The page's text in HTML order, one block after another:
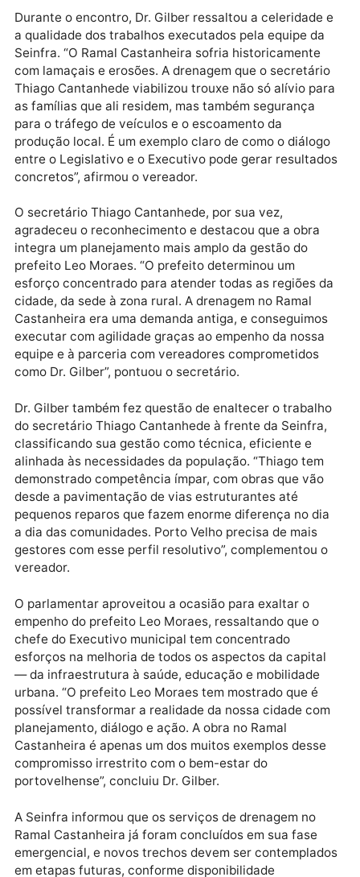
soluções para os alagamentos e o escoamento
inadequado de águas pluviais na localidade.
Publicidade
Durante o encontro, Dr. Gilber ressaltou a
a qualidade dos trabalhos executados pela equipe da
Seinfra. “O Ramal Castanheira sofria historicamente
com lamaçais e erosões. A drenagem que o
as famílias que ali residem, mas também segurança
para o tráfego de veículos e o escoamento da
produção local. É um exemplo claro de como o
entre o Legislativo e o Executivo pode gerar
concretos”, afirmou o vereador.
O secretário Thiago Cantanhede, por sua vez,
agradeceu o reconhecimento e destacou que a obra
integra um planejamento mais amplo da gestão do
esforço concentrado para atender todas as regiões
cidade, da sede à zona rural. A drenagem no Ramal
Castanheira era uma demanda antiga, e
executar com agilidade graças ao empenho da nossa
equipe e à parceria com vereadores comprometidos
como Dr. Gilber”, pontuou o secretário.
Dr. Gilber também fez questão de enaltecer o
do secretário Thiago Cantanhede à frente da
classificando sua gestão como técnica, eficiente e
alinhada às necessidades da população. “Thiago tem
demonstrado competência ímpar, com obras que vão
desde a pavimentação de vias estruturantes até
pequenos reparos que fazem enorme diferença no
a dia das comunidades. Porto Velho precisa de mais
gestores com esse perfil resolutivo”, complementou
vereador.
O parlamentar aproveitou a ocasião para exaltar o
chefe do Executivo municipal tem concentrado
esforços na melhoria de todos os aspectos da
— da infraestrutura à saúde, educação e mobilidade
urbana. “O prefeito Leo Moraes tem mostrado que é